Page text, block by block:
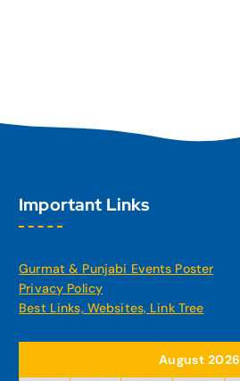
Important Links
Gurmat & Punjabi Events Poster
Privacy Policy
Best Links, Websites, Link Tree
August 2026